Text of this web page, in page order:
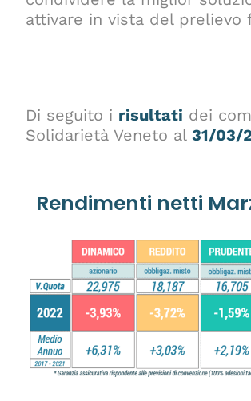
attivare in vista del prelievo
Di seguito i risultati dei
Solidarietà Veneto al31/03/
Rendimenti netti